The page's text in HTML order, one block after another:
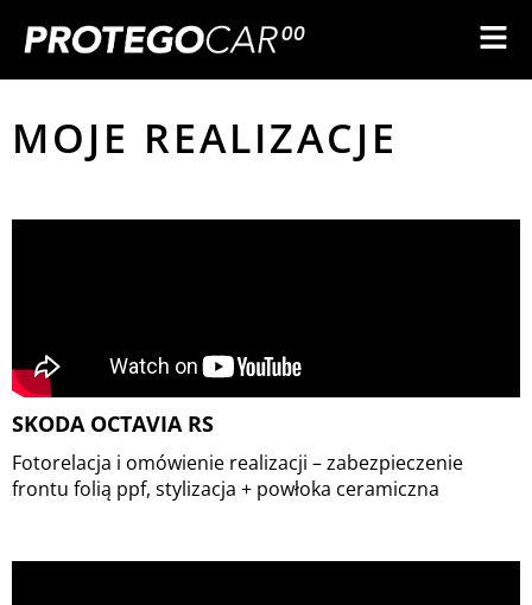
MOJE REALIZACJE
SKODA OCTAVIA RS
Fotorelacja i omówienie realizacji – zabezpieczenie
frontu folią ppf, stylizacja + powłoka ceramiczna